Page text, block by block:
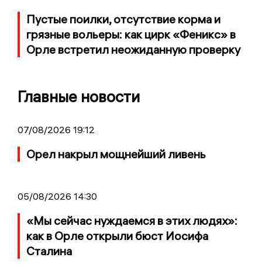
Пустые поилки, отсутствие корма и
грязные вольеры: как цирк «Феникс» в
Орле встретил неожиданную проверку
Главные новости
07/08/2026 19:12
Орел накрыл мощнейший ливень
05/08/2026 14:30
«Мы сейчас нуждаемся в этих людях»:
как в Орле открыли бюст Иосифа
Сталина